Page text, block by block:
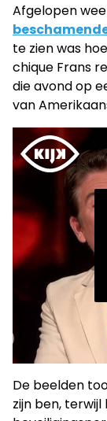
Afgelopen
te zien was
chique Frans
die avond op
van
De beelden
zijn ben,